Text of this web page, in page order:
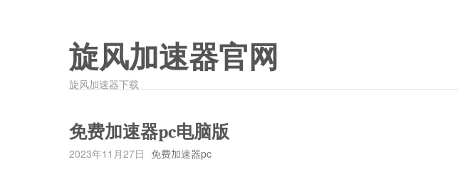
旋风加速器官网
旋风加速器下载
免费加速器pc电脑版
2023年11月27日 免费加速器pc